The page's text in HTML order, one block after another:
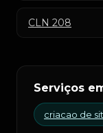
CLN 208
Serviços
criacao de